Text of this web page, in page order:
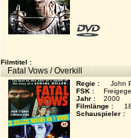
Filmtitel :
Fatal Vows / Overkill
Regie :
John
FSK :
Jahr :
2000
Filmlänge :
Schauspieler :